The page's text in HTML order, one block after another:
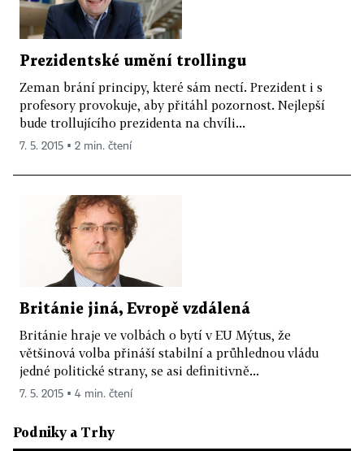
Prezidentské umění trollingu
Zeman brání principy, které sám nectí. Prezident i s
profesory provokuje, aby přitáhl pozornost. Nejlepší
bude trollujícího prezidenta na chvíli...
7. 5. 2015 ▪ 2 min. čtení
Británie jiná, Evropě vzdálená
Británie hraje ve volbách o bytí v EU Mýtus, že
většinová volba přináší stabilní a průhlednou vládu
jedné politické strany, se asi definitivně...
7. 5. 2015 ▪ 4 min. čtení
Podniky a Trhy